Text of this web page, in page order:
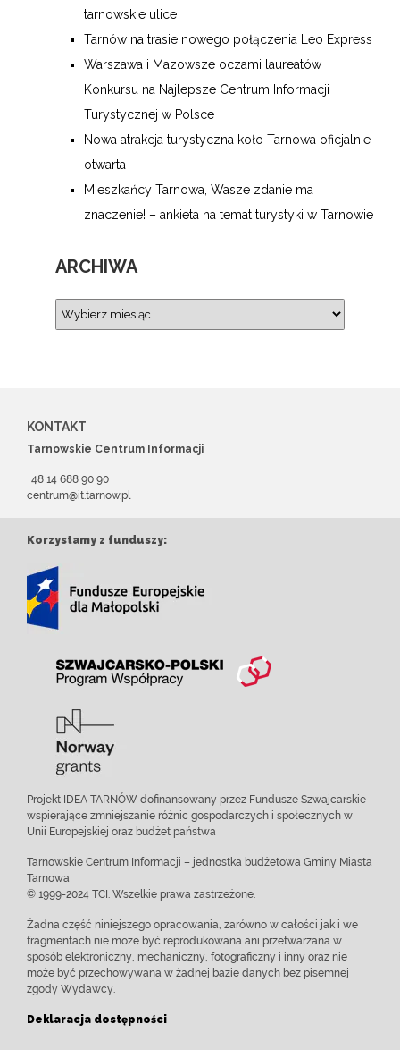
tarnowskie ulice
Tarnów na trasie nowego połączenia Leo Express
Warszawa i Mazowsze oczami laureatów
Konkursu na Najlepsze Centrum Informacji
Turystycznej w Polsce
Nowa atrakcja turystyczna koło Tarnowa oficjalnie
otwarta
Mieszkańcy Tarnowa, Wasze zdanie ma
znaczenie! – ankieta na temat turystyki w Tarnowie
ARCHIWA
KONTAKT
Tarnowskie Centrum Informacji
+48 14 688 90 90
centrum@it.tarnow.pl
Korzystamy z funduszy:
Projekt IDEA TARNÓW dofinansowany przez Fundusze Szwajcarskie
wspierające zmniejszanie różnic gospodarczych i społecznych w
Unii Europejskiej oraz budżet państwa
Tarnowskie Centrum Informacji – jednostka budżetowa Gminy Miasta
Tarnowa
© 1999-2024 TCI. Wszelkie prawa zastrzeżone.
Żadna część niniejszego opracowania, zarówno w całości jak i we
fragmentach nie może być reprodukowana ani przetwarzana w
sposób elektroniczny, mechaniczny, fotograficzny i inny oraz nie
może być przechowywana w żadnej bazie danych bez pisemnej
zgody Wydawcy.
Deklaracja dostępności